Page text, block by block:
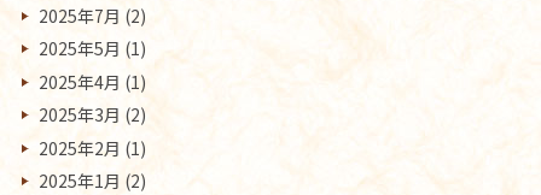
2025年7月 (2)
2025年5月 (1)
2025年4月 (1)
2025年3月 (2)
2025年2月 (1)
2025年1月 (2)